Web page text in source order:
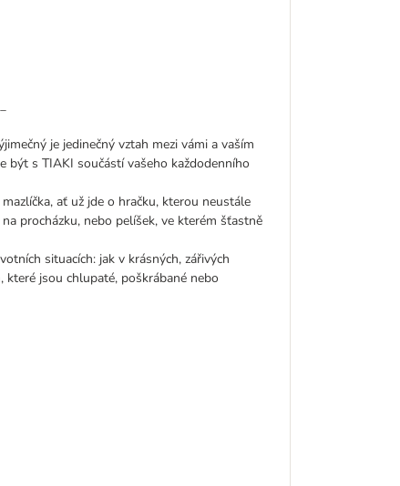
je jedinečný vztah mezi vámi a vaším
být s TIAKI součástí vašeho každodenního
ať už jde o hračku, kterou neustále
procházku, nebo pelíšek, ve kterém šťastně
situacích: jak v krásných, zářivých
jsou chlupaté, poškrábané nebo